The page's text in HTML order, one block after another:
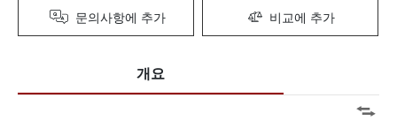
문의사항에 추가 비교에 추가
개요